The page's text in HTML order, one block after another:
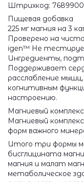
Штрихкод:
Пищевая добавка
225 мг магния на 3
Проверено на
igen™ Не
Ингредиенты,
Поддерживает
расслабление
когнитивным
настроению.
Магниевый комплекс
Магниевый
форм важного
Итого три формы
бисглицината
магния и малат
метаболическое